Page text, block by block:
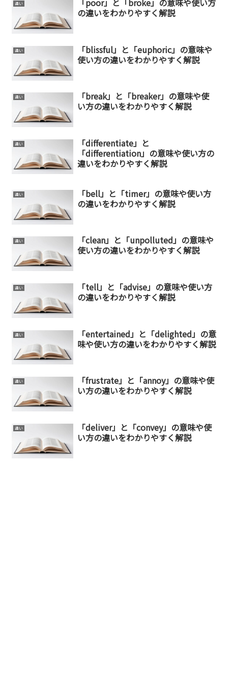
違い
「poor」と「broke」の意味や使い方
の違いをわかりやすく解説
違い
「blissful」と「euphoric」の意味や
使い方の違いをわかりやすく解説
違い
「break」と「breaker」の意味や使
い方の違いをわかりやすく解説
違い
「differentiate」と
「differentiation」の意味や使い方の
違いをわかりやすく解説
違い
「bell」と「timer」の意味や使い方
の違いをわかりやすく解説
違い
「clean」と「unpolluted」の意味や
使い方の違いをわかりやすく解説
違い
「tell」と「advise」の意味や使い方
の違いをわかりやすく解説
違い
「entertained」と「delighted」の意
味や使い方の違いをわかりやすく解説
違い
「frustrate」と「annoy」の意味や使
い方の違いをわかりやすく解説
違い
「deliver」と「convey」の意味や使
い方の違いをわかりやすく解説